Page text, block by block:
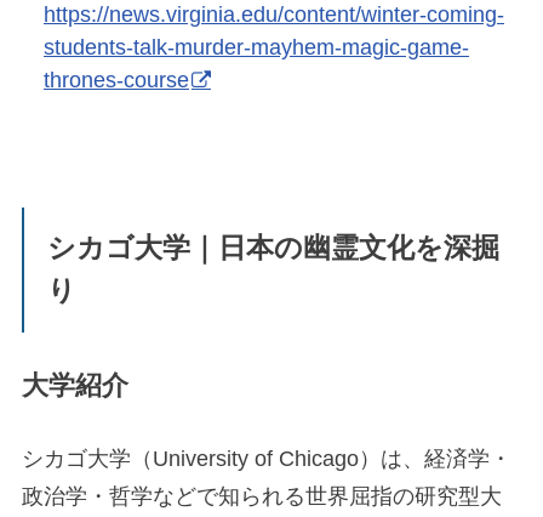
https://news.virginia.edu/content/winter-coming-
students-talk-murder-mayhem-magic-game-
thrones-course
シカゴ大学｜日本の幽霊文化を深掘
り
大学紹介
シカゴ大学（University of Chicago）は、経済学・
政治学・哲学などで知られる世界屈指の研究型大